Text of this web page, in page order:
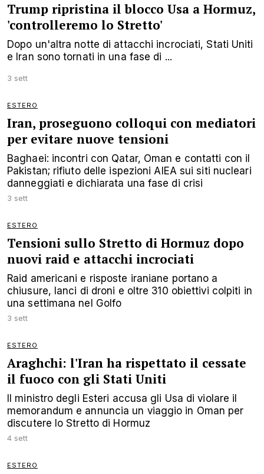
Trump ripristina il blocco Usa a Hormuz,
'controlleremo lo Stretto'
Dopo un'altra notte di attacchi incrociati, Stati Uniti
e Iran sono tornati in una fase di ...
3 sett
ESTERO
Iran, proseguono colloqui con mediatori
per evitare nuove tensioni
Baghaei: incontri con Qatar, Oman e contatti con il
Pakistan; rifiuto delle ispezioni AIEA sui siti nucleari
danneggiati e dichiarata una fase di crisi
3 sett
ESTERO
Tensioni sullo Stretto di Hormuz dopo
nuovi raid e attacchi incrociati
Raid americani e risposte iraniane portano a
chiusure, lanci di droni e oltre 310 obiettivi colpiti in
una settimana nel Golfo
3 sett
ESTERO
Araghchi: l'Iran ha rispettato il cessate
il fuoco con gli Stati Uniti
Il ministro degli Esteri accusa gli Usa di violare il
memorandum e annuncia un viaggio in Oman per
discutere lo Stretto di Hormuz
4 sett
ESTERO